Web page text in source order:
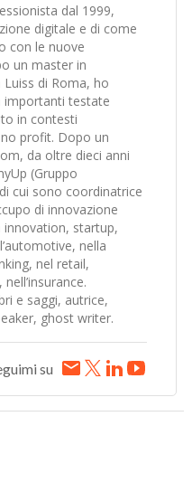
dal 1999,
digitale e di come
con le nuove
un master in
di Roma, ho
importanti testate
in contesti
profit. Dopo un
da oltre dieci anni
(Gruppo
cui sono coordinatrice
di innovazione
innovation, startup,
nella
nel retail,
e saggi, autrice,
ghost writer.
su